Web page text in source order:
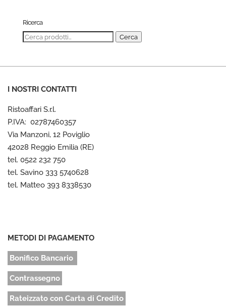
Ricerca
Cerca: Cerca
I NOSTRI CONTATTI
Ristoaffari S.r.l.
P.IVA: 02787460357
Via Manzoni, 12 Poviglio
42028 Reggio Emilia (RE)
tel. 0522 232 750
tel. Savino 333 5740628
tel. Matteo 393 8338530
METODI DI PAGAMENTO
Bonifico Bancario
Contrassegno
Rateizzato con Carta di Credito